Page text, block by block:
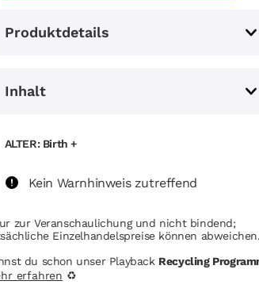
Produktdetails
Inhalt
ALTER: Birth +
Kein Warnhinweis zutreffend
zur Veranschaulichung und nicht bindend;
Einzelhandelspreise können abweichen.
du schon unser Playback Recycling
erfahren ♻